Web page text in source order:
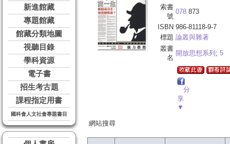
新進館藏
專題館藏
館藏分類地圖
視聽目錄
學科資源
電子書
招生考古題
課程指定用書
國科會人文社會專題書目
索書
號
078 873
ISBN 986-81118-9-7
標題 論叢與雜著
叢書
名
開放思想系列 ; 5
分
享
▼
網站搜尋